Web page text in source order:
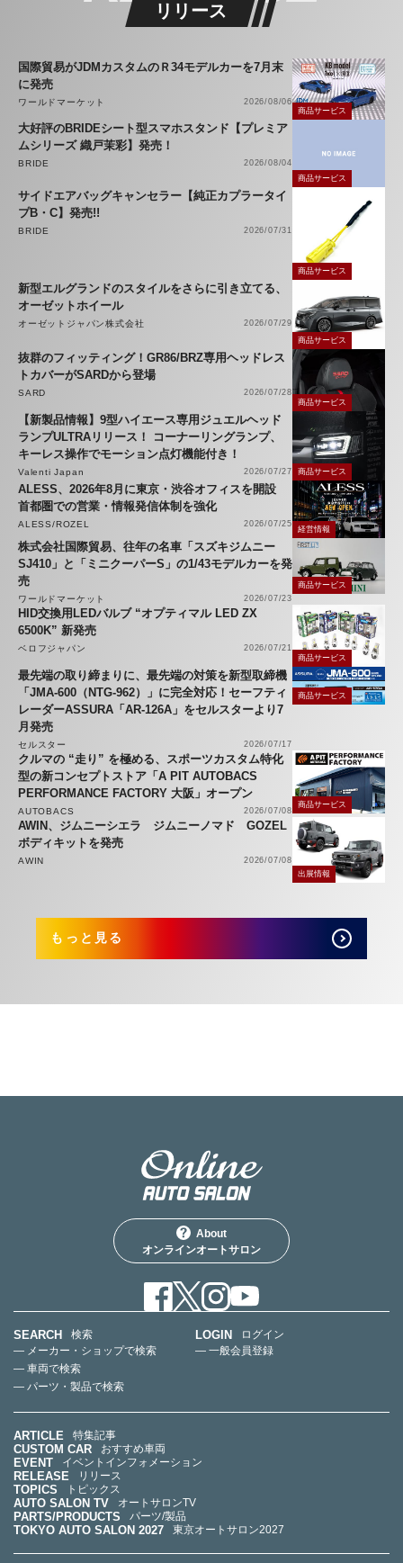
リリース
国際貿易がJDMカスタムのＲ34モデルカーを7月末
に発売
ワールドマーケット
2026/08/06
商品サービス
大好評のBRIDEシート型スマホスタンド【プレミア
ムシリーズ 織戸茉彩】発売！
BRIDE
2026/08/04
商品サービス
サイドエアバッグキャンセラー【純正カプラータイ
プB・C】発売!!
BRIDE 2026/07/31
商品サービス
新型エルグランドのスタイルをさらに引き立てる、
オーゼットホイール
オーゼットジャパン株式会社
2026/07/29
商品サービス
抜群のフィッティング！GR86/BRZ専用ヘッドレス
トカバーがSARDから登場
SARD
2026/07/28
商品サービス
【新製品情報】9型ハイエース専用ジュエルヘッド
ランプULTRAリリース！ コーナーリングランプ、
キーレス操作でモーション点灯機能付き！
Valenti Japan 2026/07/27 商品サービス
ALESS、2026年8月に東京・渋谷オフィスを開設
首都圏での営業・情報発信体制を強化
ALESS/ROZEL 2026/07/25
経営情報
株式会社国際貿易、往年の名車「スズキジムニー
SJ410」と「ミニクーパーS」の1/43モデルカーを発
売
ワールドマーケット 2026/07/23
商品サービス
HID交換用LEDバルブ “オプティマル LED ZX
6500K” 新発売
ベロフジャパン
2026/07/21
商品サービス
最先端の取り締まりに、最先端の対策を新型取締機
「JMA-600（NTG-962）」に完全対応！セーフティ
レーダーASSURA「AR-126A」をセルスターより7
月発売
セルスター 2026/07/17
商品サービス
クルマの “走り” を極める、スポーツカスタム特化
型の新コンセプトストア「A PIT AUTOBACS
PERFORMANCE FACTORY 大阪」オープン
AUTOBACS 2026/07/08
商品サービス
AWIN、ジムニーシエラ ジムニーノマド GOZEL
ボディキットを発売
AWIN
2026/07/08
出展情報
もっと見る
About
オンラインオートサロン
SEARCH
検索
— メーカー・ショップで検索
— 車両で検索
— パーツ・製品で検索
LOGIN
ログイン
— 一般会員登録
ARTICLE 特集記事
CUSTOM CAR おすすめ車両
EVENT イベントインフォメーション
RELEASE リリース
TOPICS トピックス
AUTO SALON TV オートサロンTV
PARTS/PRODUCTS パーツ/製品
TOKYO AUTO SALON 2027 東京オートサロン2027